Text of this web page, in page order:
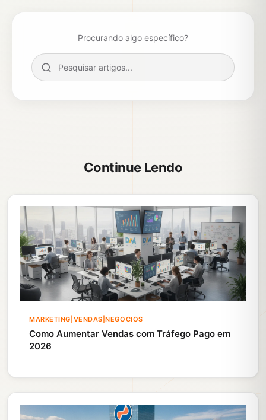
Procurando algo específico?
Continue Lendo
MARKETING|VENDAS|NEGOCIOS
Como Aumentar Vendas com Tráfego Pago em
2026